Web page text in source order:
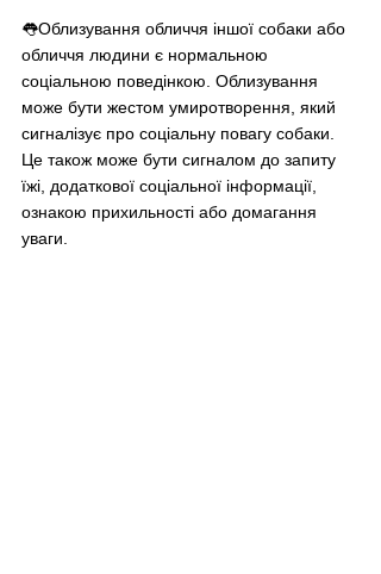
👅Облизування обличчя іншої собаки або
обличчя людини є нормальною
соціальною поведінкою. Облизування
може бути жестом умиротворення, який
сигналізує про соціальну повагу собаки.
Це також може бути сигналом до запиту
їжі, додаткової соціальної інформації,
ознакою прихильності або домагання
уваги.